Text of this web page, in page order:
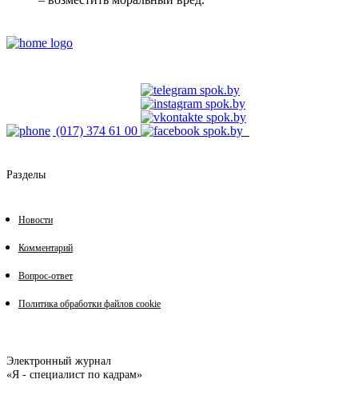
(017) 374 61 00
Разделы
Новости
Комментарий
Вопрос-ответ
Политика обработки файлов cookie
Электронный журнал
«Я - специалист по кадрам»